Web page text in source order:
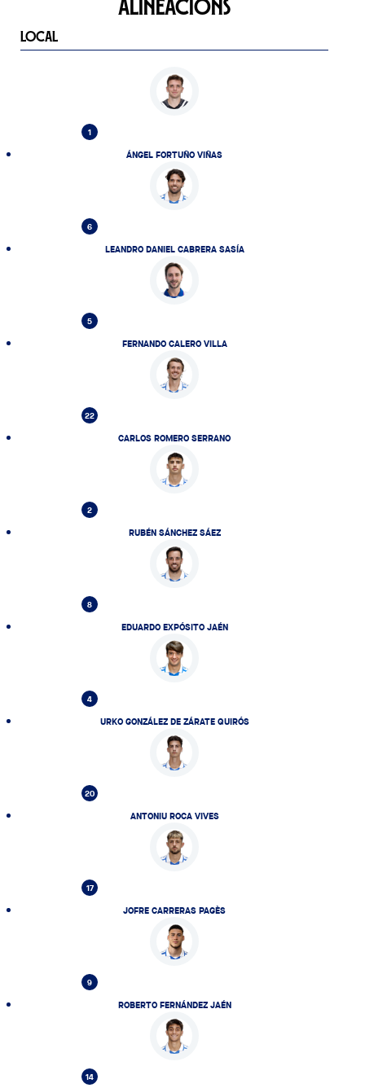
ALINEACIONS
LOCAL
1
ÁNGEL FORTUÑO VIÑAS
6
LEANDRO DANIEL CABRERA SASÍA
5
FERNANDO CALERO VILLA
22
CARLOS ROMERO SERRANO
2
RUBÉN SÁNCHEZ SÁEZ
8
EDUARDO EXPÓSITO JAÉN
4
URKO GONZÁLEZ DE ZÁRATE QUIRÓS
20
ANTONIU ROCA VIVES
17
JOFRE CARRERAS PAGÈS
9
ROBERTO FERNÁNDEZ JAÉN
14